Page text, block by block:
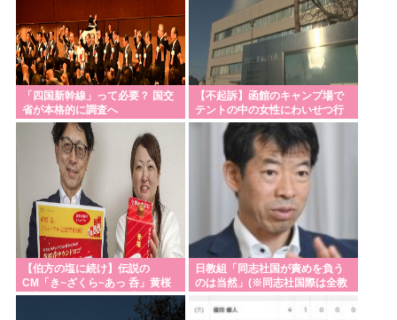
「四国新幹線」って必要？ 国交
省が本格的に調査へ
【不起訴】函館のキャンプ場で
テントの中の女性にわいせつ行
為などした疑い 愛知の43歳男性
を不起訴に
【伯方の塩に続け】伝説の
CM「き~ざくら~あっ 呑」黄桜
の新たな歌い手公募に志願者殺
日教組「同志社国が責めを負う
のは当然」(※同志社国際は全教
画自賛も